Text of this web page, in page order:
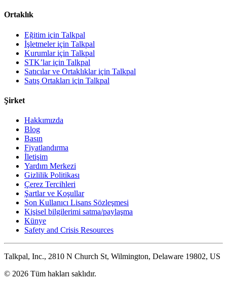
Ortaklık
Eğitim için Talkpal
İşletmeler için Talkpal
Kurumlar için Talkpal
STK’lar için Talkpal
Satıcılar ve Ortaklıklar için Talkpal
Satış Ortakları için Talkpal
Şirket
Hakkımızda
Blog
Basın
Fiyatlandırma
İletişim
Yardım Merkezi
Gizlilik Politikası
Çerez Tercihleri
Şartlar ve Koşullar
Son Kullanıcı Lisans Sözleşmesi
Kişisel bilgilerimi satma/paylaşma
Künye
Safety and Crisis Resources
Talkpal, Inc., 2810 N Church St, Wilmington, Delaware 19802, US
© 2026 Tüm hakları saklıdır.